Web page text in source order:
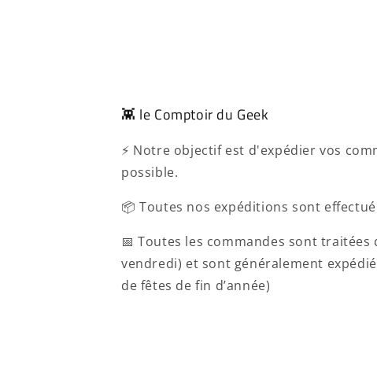
👾 le Comptoir du Geek
⚡ Notre objectif est d'expédier vos
possible.
📦 Toutes nos expéditions sont
📅 Toutes les commandes sont
vendredi) et sont généralement
de fêtes de fin d’année)